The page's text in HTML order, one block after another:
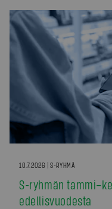
10.7.2026 | S-RYHMÄ
S-ryhmän
edellisvuodesta